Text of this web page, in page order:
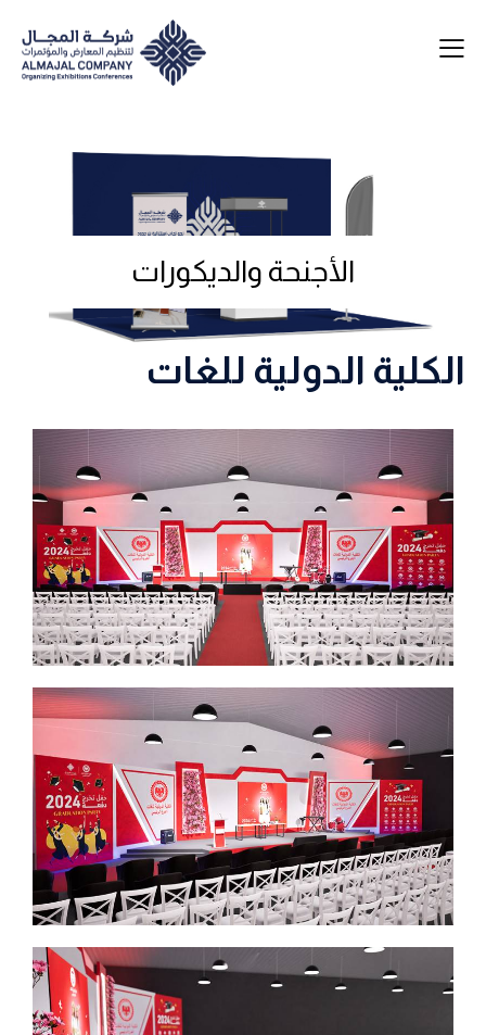
الأجنحة والديكورات
الكلية الدولية للغات